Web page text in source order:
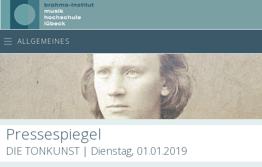
ALLGEMEINES
Pressespiegel
DIE TONKUNST | Dienstag, 01.01.2019